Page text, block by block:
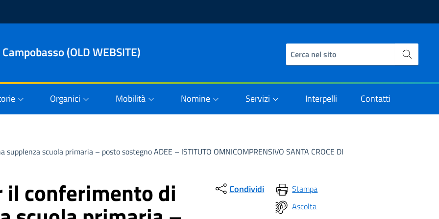
(OLD WEBSITE)
Organici Mobilità Nomine Servizi Interpelli Contatti
scuola primaria – posto sostegno ADEE – ISTITUTO OMNICOMPRENSIVO SANTA CROCE DI
conferimento di Condividi
Stampa
Ascolta